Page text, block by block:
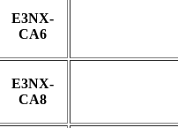
E3NX-
CA6
E3NX-
CA8